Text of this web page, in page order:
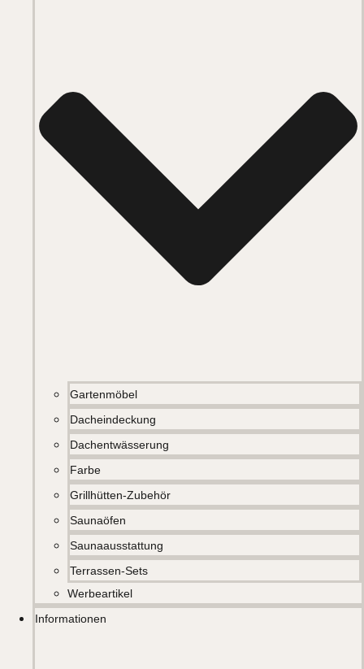
Gartenmöbel
Dacheindeckung
Dachentwässerung
Farbe
Grillhütten-Zubehör
Saunaöfen
Saunaausstattung
Terrassen-Sets
Werbeartikel
Informationen